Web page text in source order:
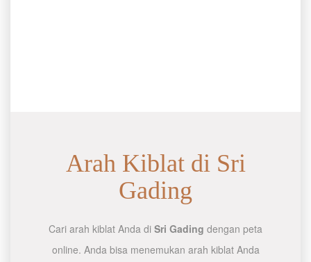
Arah Kiblat di Sri
Gading
Cari arah kiblat Anda di Sri Gading dengan peta
online. Anda bisa menemukan arah kiblat Anda